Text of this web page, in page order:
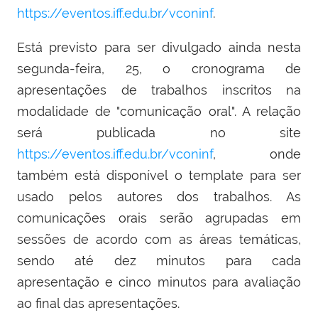
https://eventos.iff.edu.br/vconinf.
Está previsto para ser divulgado ainda nesta
segunda-feira, 25, o cronograma de
apresentações de trabalhos inscritos na
modalidade de "comunicação oral". A relação
será publicada no site
https://eventos.iff.edu.br/vconinf, onde
também está disponível o template para ser
usado pelos autores dos trabalhos. As
comunicações orais serão agrupadas em
sessões de acordo com as áreas temáticas,
sendo até dez minutos para cada
apresentação e cinco minutos para avaliação
ao final das apresentações.